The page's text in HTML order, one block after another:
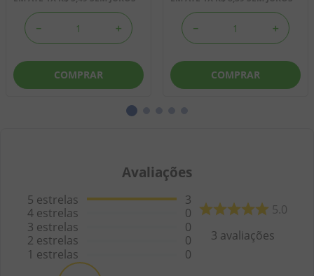
＋
－
COMPRAR
＋
－
COMPRAR
Avaliações
5 estrelas
4estrelas
3 estrelas
2 estrelas
1 estrelas
3
0
0
0
0
5.0
3 avaliações